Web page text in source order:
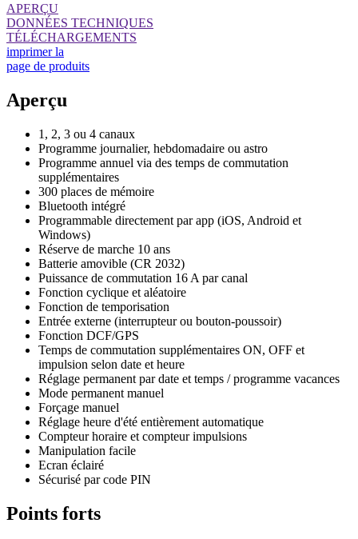
APERÇU
DONNÉES TECHNIQUES
TÉLÉCHARGEMENTS
imprimer la
page de produits
Aperçu
1, 2, 3 ou 4 canaux
Programme journalier, hebdomadaire ou astro
Programme annuel via des temps de commutation
supplémentaires
300 places de mémoire
Bluetooth intégré
Programmable directement par app (iOS, Android et
Windows)
Réserve de marche 10 ans
Batterie amovible (CR 2032)
Puissance de commutation 16 A par canal
Fonction cyclique et aléatoire
Fonction de temporisation
Entrée externe (interrupteur ou bouton-poussoir)
Fonction DCF/GPS
Temps de commutation supplémentaires ON, OFF et
impulsion selon date et heure
Réglage permanent par date et temps / programme vacances
Mode permanent manuel
Forçage manuel
Réglage heure d'été entièrement automatique
Compteur horaire et compteur impulsions
Manipulation facile
Ecran éclairé
Sécurisé par code PIN
Points forts